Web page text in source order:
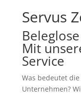
Servus
Mit
Service
Was bedeutet
Unternehmen?